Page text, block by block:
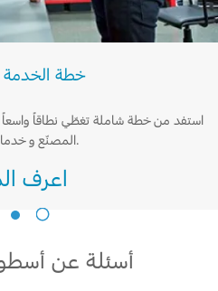
العربية
باقة الصيانة الفائقة
باقة الخدمة
خطة الخدمة
استفد من خطة شاملة تغطّي نطاقاً
المصنّع و خدمات الكفالة.
اعرف
أسئلة عن